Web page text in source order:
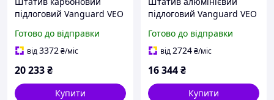
підлоговий Vanguard VEO
264CPS-38)
Готово до відправки
від3372₴/міс
20 233₴
Купити
підлоговий Vanguard VEO
264AB-160)
Готово до відправки
від2724₴/міс
16 344₴
Купити